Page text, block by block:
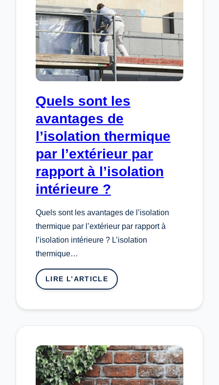
Quels sont les
avantages de
l’isolation thermique
par l’extérieur par
rapport à l’isolation
intérieure ?
Quels sont les avantages de l’isolation
thermique par l’extérieur par rapport à
l’isolation intérieure ? L’isolation
thermique…
LIRE L’ARTICLE
:
AVANTAGES
L’ISOLATION
THERMIQUE
PAR
L’EXTÉRIEUR